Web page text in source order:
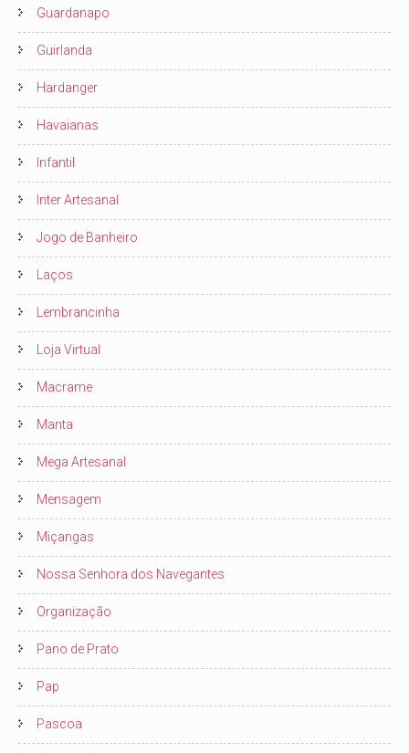
Guardanapo
Guirlanda
Hardanger
Havaianas
Infantil
Inter Artesanal
Jogo de Banheiro
Laços
Lembrancinha
Loja Virtual
Macrame
Manta
Mega Artesanal
Mensagem
Miçangas
Nossa Senhora dos Navegantes
Organização
Pano de Prato
Pap
Pascoa